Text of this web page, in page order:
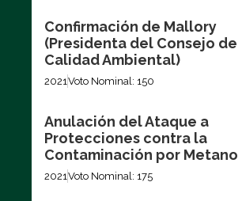
Confirmación de Mallory
(Presidenta del Consejo de
Calidad Ambiental)
2021Voto Nominal: 150
Anulación del Ataque a
Protecciones contra la
Contaminación por Metano
2021Voto Nominal: 175